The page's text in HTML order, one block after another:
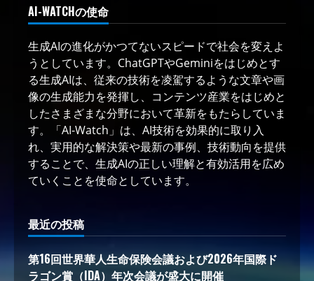
AI-WATCHの使命
生成AIの進化がかつてないスピードで社会を変えよ
うとしています。ChatGPTやGeminiをはじめとす
る生成AIは、従来の技術を凌駕するような文章や画
像の生成能力を発揮し、コンテンツ産業をはじめと
したさまざまな分野において革新をもたらしていま
す。「AI-Watch」は、AI技術を効果的に取り入
れ、実用的な解決策や最新の事例、技術動向を提供
することで、生成AIの正しい理解と有効活用を広め
ていくことを使命としています。
最近の投稿
第16回世界華人生命保険会議および2026年国際ド
ラゴン賞（IDA）年次会議が盛大に開催